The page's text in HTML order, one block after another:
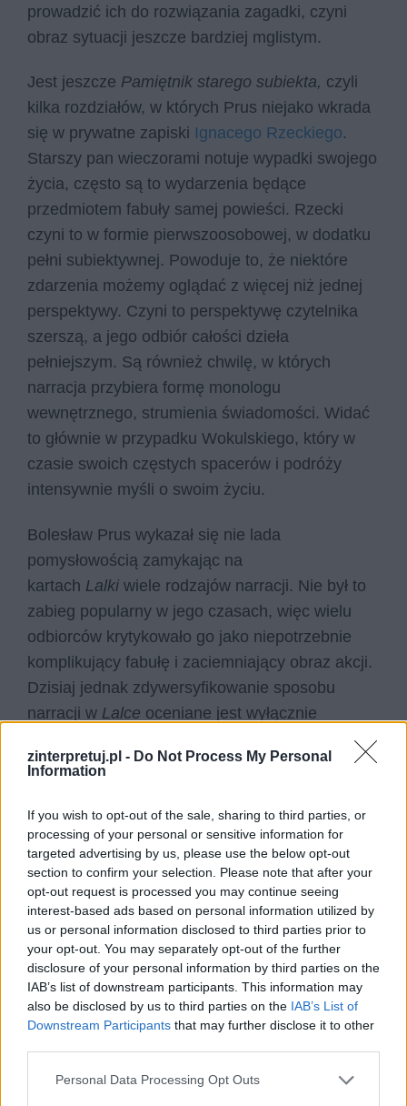
zinterpretuj.pl - Do Not Process My Personal
Information
If you wish to opt-out of the sale, sharing to third parties, or
processing of your personal or sensitive information for
targeted advertising by us, please use the below opt-out
section to confirm your selection. Please note that after your
opt-out request is processed you may continue seeing
interest-based ads based on personal information utilized by
us or personal information disclosed to third parties prior to
your opt-out. You may separately opt-out of the further
disclosure of your personal information by third parties on the
IAB’s list of downstream participants. This information may
also be disclosed by us to third parties on the IAB’s List of
Downstream Participants that may further disclose it to other
Personal Data Processing Opt Outs
prowadzić ich do rozwiązania zagadki, czyni
obraz sytuacji jeszcze bardziej mglistym.
Jest jeszcze Pamiętnik starego subiekta, czyli
kilka rozdziałów, w których Prus niejako wkrada
się w prywatne zapiski Ignacego Rzeckiego.
Starszy pan wieczorami notuje wypadki swojego
życia, często są to wydarzenia będące
przedmiotem fabuły samej powieści. Rzecki
czyni to w formie pierwszoosobowej, w dodatku
pełni subiektywnej. Powoduje to, że niektóre
zdarzenia możemy oglądać z więcej niż jednej
perspektywy. Czyni to perspektywę czytelnika
szerszą, a jego odbiór całości dzieła
pełniejszym. Są również chwilę, w których
narracja przybiera formę monologu
wewnętrznego, strumienia świadomości. Widać
to głównie w przypadku Wokulskiego, który w
czasie swoich częstych spacerów i podróży
intensywnie myśli o swoim życiu.
Bolesław Prus wykazał się nie lada
pomysłowością zamykając na
kartach Lalki wiele rodzajów narracji. Nie był to
zabieg popularny w jego czasach, więc wielu
odbiorców krytykowało go jako niepotrzebnie
komplikujący fabułę i zaciemniający obraz akcji.
Dzisiaj jednak zdywersyfikowanie sposobu
narracji w Lalce oceniane jest wyłącznie
pozytywnie jako odważny i nowatorski zabieg
literacki, który pod pewnym kątem wyprzedził
Czytaj także:
Wysocki – charakterystyka
Literacki obraz polskiej arystokracji.
Omów zagadnienie na podstawie Lalki
Bolesława Prusa. W swojej odpowiedzi
uwzględnij również wybrany kontekst.
Praca jako pasja człowieka. Omów
zagadnienie na podstawie Lalki
Bolesława Prusa. W swojej odpowiedzi
Niebezpieczeństwo idealizowania